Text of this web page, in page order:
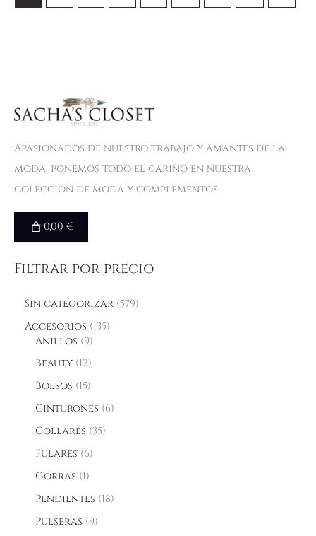
Apasionados de nuestro trabajo y amantes de la
moda, ponemos todo el cariño en nuestra
colección de moda y complementos.
0,00 €
Filtrar por precio
Sin categorizar 579
Accesorios 135
Anillos 9
Beauty 12
Bolsos 15
Cinturones 6
Collares 35
Fulares 6
Gorras 1
Pendientes 18
Pulseras 9